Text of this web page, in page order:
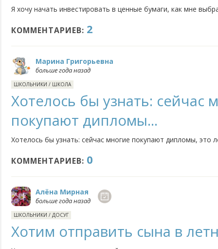
Я хочу начать инвестировать в ценные бумаги, как мне
КОММЕНТАРИЕВ: 2
Марина Григорьевна
больше года назад
ШКОЛЬНИКИ / ШКОЛА
Хотелось бы узнать: сейчас
покупают дипломы...
Хотелось бы узнать: сейчас многие покупают дипломы, это
КОММЕНТАРИЕВ: 0
Алёна Мирная
больше года назад
ШКОЛЬНИКИ / ДОСУГ
Хотим отправить сына в